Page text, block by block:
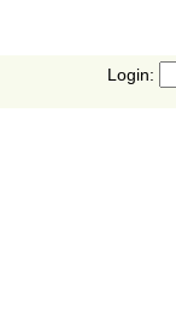
Login: